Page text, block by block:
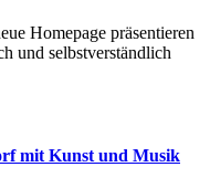
Homepage präsentieren
und selbstverständlich
mit Kunst und Musik